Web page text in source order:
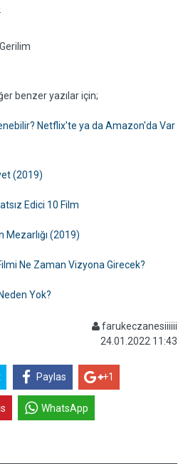
benzer yazılar için;
Netflix'te ya da Amazon'da Var
(2019)
Edici 10 Film
Mezarlığı (2019)
Ne Zaman Vizyona Girecek?
Yok?
farukeczanesiiiiii
24.01.2022 11:43
Paylas +1
WhatsApp